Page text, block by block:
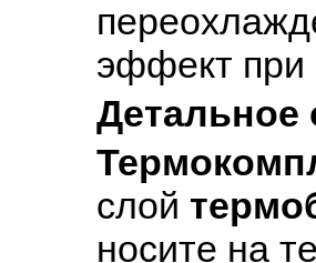
эффект при
Детальное
слой
носите на